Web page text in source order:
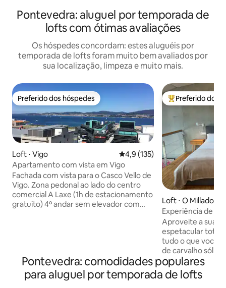
Pontevedra: aluguel por temporada de
lofts com ótimas avaliações
Os hóspedes concordam: estes aluguéis por
temporada de lofts foram muito bem avaliados por
sua localização, limpeza e muito mais.
Preferido dos hóspedes
Preferido dos hóspedes
Loft ⋅ Vigo 4,9 de uma avaliação média de
4,9 (135)
Apartamento com vista em Vigo
Fachada com vista para o Casco Vello de
Vigo. Zona pedonal ao lado do centro
comercial A Laxe (1h de estacionamento
gratuito) 4º andar sem elevador com
sem elevador. 5 min de barco para Cíes.
Não tem cozinha! Loft da cidade velha
de Vigo com belas vistas. Cinco minutos
Entre os
Preferido dos
Loft ⋅ O Milladoiro
Experiência de
Aproveite a sua
espetacular
tudo o que você
de carvalho
ar condicionado,
branco, cozinha
com máquina de
Pontevedra: comodidades populares
para aluguel por temporada de lofts